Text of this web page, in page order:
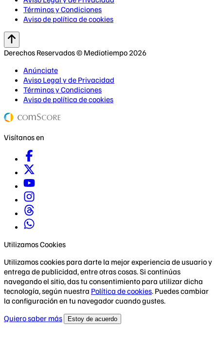
Términos y Condiciones
Aviso de política de cookies
Derechos Reservados © Mediotiempo 2026
Anúnciate
Aviso Legal y de Privacidad
Términos y Condiciones
Aviso de política de cookies
Visítanos en
Utilizamos Cookies
Utilizamos cookies para darte la mejor experiencia de usuario y
entrega de publicidad, entre otras cosas. Si continúas
navegando el sitio, das tu consentimiento para utilizar dicha
tecnología, según nuestra Política de cookies. Puedes cambiar
la configuración en tu navegador cuando gustes.
Quiero saber más
Estoy de acuerdo